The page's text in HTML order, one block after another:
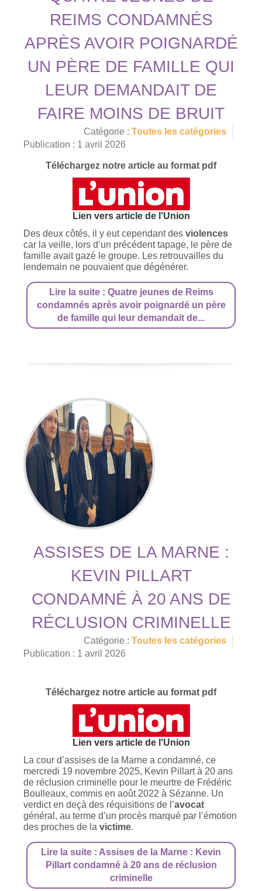
REIMS CONDAMNÉS
APRÈS AVOIR POIGNARDÉ
UN PÈRE DE FAMILLE QUI
LEUR DEMANDAIT DE
FAIRE MOINS DE BRUIT
Catégorie : Toutes les catégories
Publication : 1 avril 2026
Téléchargez notre article au format pdf
Lien vers article de l'Union
Des deux côtés, il y eut cependant des violences
car la veille, lors d’un précédent tapage, le père de
famille avait gazé le groupe. Les retrouvailles du
lendemain ne pouvaient que dégénérer.
Lire la suite : Quatre jeunes de Reims
condamnés après avoir poignardé un père
de famille qui leur demandait de...
ASSISES DE LA MARNE :
KEVIN PILLART
CONDAMNÉ À 20 ANS DE
RÉCLUSION CRIMINELLE
Catégorie : Toutes les catégories
Publication : 1 avril 2026
Téléchargez notre article au format pdf
Lien vers article de l'Union
La cour d’assises de la Marne a condamné, ce
mercredi 19 novembre 2025, Kevin Pillart à 20 ans
de réclusion criminelle pour le meurtre de Frédéric
Boulleaux, commis en août 2022 à Sézanne. Un
verdict en deçà des réquisitions de l’avocat
général, au terme d’un procès marqué par l’émotion
des proches de la victime.
Lire la suite : Assises de la Marne : Kevin
Pillart condamné à 20 ans de réclusion
criminelle